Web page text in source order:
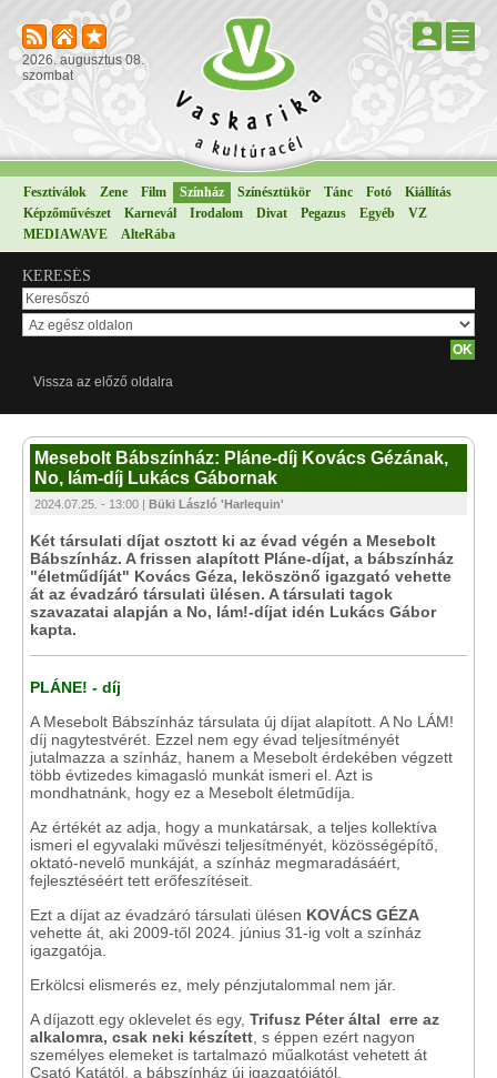
2026. augusztus 08.
szombat
Fesztiválok Zene Film Színház Színésztükör Tánc Fotó
Kiállítás
Képzőművészet
Karnevál Irodalom Divat Pegazus Egyéb
VZ
MEDIAWAVE
AlteRába
KERESÉS
Vissza az előző oldalra
Mesebolt Bábszínház: Pláne-díj Kovács Gézának,
No, lám-díj Lukács Gábornak
2024.07.25. - 13:00 | Büki László 'Harlequin'
Két társulati díjat osztott ki az évad végén a Mesebolt
Bábszínház. A frissen alapított Pláne-díjat, a bábszínház
"életműdíját" Kovács Géza, leköszönő igazgató vehette
át az évadzáró társulati ülésen. A társulati tagok
szavazatai alapján a No, lám!-díjat idén Lukács Gábor
kapta.
PLÁNE! - díj
A Mesebolt Bábszínház társulata új díjat alapított. A No LÁM!
díj nagytestvérét. Ezzel nem egy évad teljesítményét
jutalmazza a színház, hanem a Mesebolt érdekében végzett
több évtizedes kimagasló munkát ismeri el. Azt is
mondhatnánk, hogy ez a Mesebolt életműdíja.
Az értékét az adja, hogy a munkatársak, a teljes kollektíva
ismeri el egyvalaki művészi teljesítményét, közösségépítő,
oktató-nevelő munkáját, a színház megmaradásáért,
fejlesztéséért tett erőfeszítéseit.
Ezt a díjat az évadzáró társulati ülésen KOVÁCS GÉZA
vehette át, aki 2009-től 2024. június 31-ig volt a színház
igazgatója.
Erkölcsi elismerés ez, mely pénzjutalommal nem jár.
A díjazott egy oklevelet és egy, Trifusz Péter által erre az
alkalomra, csak neki készített , s éppen ezért nagyon
személyes elemeket is tartalmazó műalkotást vehetett át
Csató Katától, a bábszínház új igazgatójától.